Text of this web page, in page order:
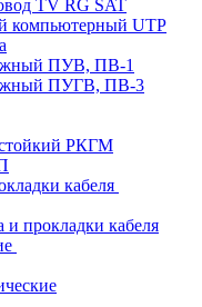
TV RG SAT
компьютерный UTP
ПУВ, ПВ-1
ПУГВ, ПВ-3
РКГМ
кабеля
и прокладки кабеля